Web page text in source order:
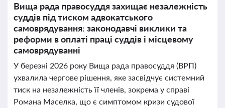
Вища рада правосуддя захищає незалежність
суддів під тиском адвокатського
самоврядування: законодавчі виклики та
реформи в оплаті праці суддів і місцевому
самоврядуванні
У березні 2026 року Вища рада правосуддя (ВРП)
ухвалила чергове рішення, яке засвідчує системний
тиск на незалежність її членів, зокрема у справі
Романа Маселка, що є симптомом кризи судової